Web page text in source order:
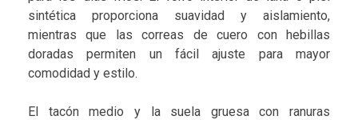
sintética proporciona suavidad y aislamiento,
mientras que las correas de cuero con hebillas
doradas permiten un fácil ajuste para mayor
comodidad y estilo.
El tacón medio y la suela gruesa con ranuras